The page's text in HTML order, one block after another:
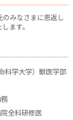
みなさまに恩返し
ます。
学大学）獣医学部
全科研修医